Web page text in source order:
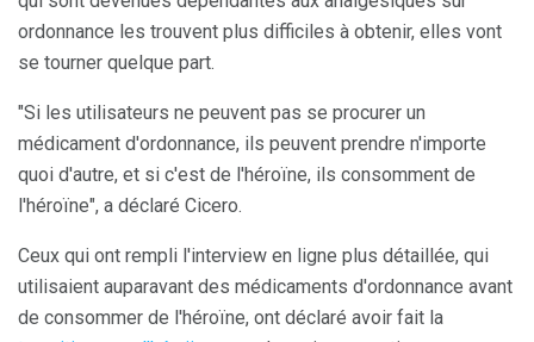
ordonnance les trouvent plus difficiles à obtenir, elles vont
se tourner quelque part.
"Si les utilisateurs ne peuvent pas se procurer un
médicament d'ordonnance, ils peuvent prendre n'importe
quoi d'autre, et si c'est de l'héroïne, ils consomment de
l'héroïne", a déclaré Cicero.
Ceux qui ont rempli l'interview en ligne plus détaillée, qui
utilisaient auparavant des médicaments d'ordonnance avant
de consommer de l'héroïne, ont déclaré avoir fait la